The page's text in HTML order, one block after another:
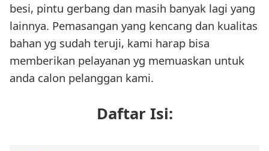
besi, pintu gerbang dan masih banyak lagi yang
lainnya. Pemasangan yang kencang dan kualitas
bahan yg sudah teruji, kami harap bisa
memberikan pelayanan yg memuaskan untuk
anda calon pelanggan kami.
Daftar Isi: